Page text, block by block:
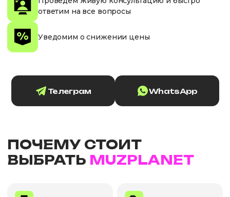
ответим на все вопросы
Уведомим о снижении цены
Телеграм WhatsApp
ПОЧЕМУ СТОИТ
ВЫБРАТЬ MUZPLANET